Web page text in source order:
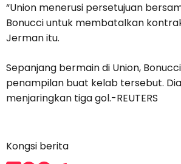
“Union menerusi persetujuan
Bonucci untuk membatalkan
Jerman itu.
Sepanjang bermain di Union,
penampilan buat kelab tersebut.
menjaringkan tiga gol.-REUTERS
Kongsi berita